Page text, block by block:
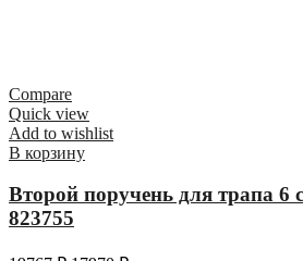
Compare
Quick view
Add to wishlist
В корзину
Второй поручень для трапа 6
823755